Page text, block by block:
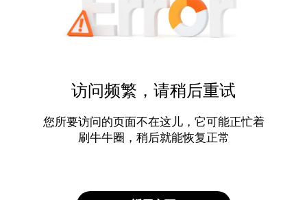
访问频繁，请稍后重试
您所要访问的页面不在这儿，它可能正忙着
刷牛牛圈，稍后就能恢复正常